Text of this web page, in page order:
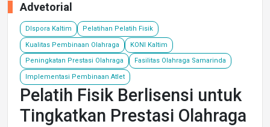
Advetorial
DIspora Kaltim Pelatihan Pelatih Fisik
Kualitas Pembinaan Olahraga KONI Kaltim
Peningkatan Prestasi Olahraga Fasilitas Olahraga Samarinda
Implementasi Pembinaan Atlet
Pelatih Fisik Berlisensi untuk
Tingkatkan Prestasi Olahraga